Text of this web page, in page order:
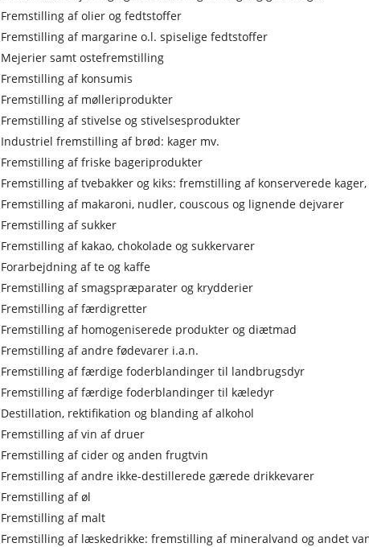
Fremstilling af olier og fedtstoffer
Fremstilling af margarine o.l. spiselige fedtstoffer
Mejerier samt ostefremstilling
Fremstilling af konsumis
Fremstilling af mølleriprodukter
Fremstilling af stivelse og stivelsesprodukter
Industriel fremstilling af brød: kager mv.
Fremstilling af friske bageriprodukter
Fremstilling af tvebakker og kiks: fremstilling af konserverede
Fremstilling af makaroni, nudler, couscous og lignende dejvarer
Fremstilling af sukker
Fremstilling af kakao, chokolade og sukkervarer
Forarbejdning af te og kaffe
Fremstilling af smagspræparater og krydderier
Fremstilling af færdigretter
Fremstilling af homogeniserede produkter og diætmad
Fremstilling af andre fødevarer i.a.n.
Fremstilling af færdige foderblandinger til landbrugsdyr
Fremstilling af færdige foderblandinger til kæledyr
Destillation, rektifikation og blanding af alkohol
Fremstilling af vin af druer
Fremstilling af cider og anden frugtvin
Fremstilling af andre ikke-destillerede gærede drikkevarer
Fremstilling af øl
Fremstilling af malt
Fremstilling af læskedrikke: fremstilling af mineralvand og andet